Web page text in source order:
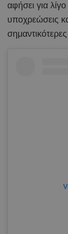
αφήσει για
υποχρεώσεις